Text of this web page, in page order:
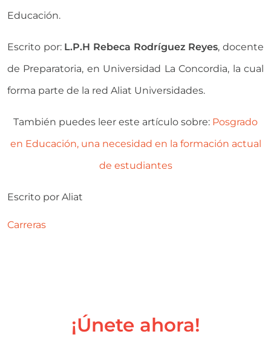
Educación.
Escrito por:L.P.H Rebeca Rodríguez Reyes, docente
de Preparatoria, en Universidad La Concordia, la cual
forma parte de la red Aliat Universidades.
También puedes leer este artículo sobre: Posgrado
en Educación, una necesidad en la formación actual
de estudiantes
Escrito por Aliat
Carreras
¡Únete ahora!